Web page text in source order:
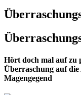
Hört doch mal auf zu
Überraschung auf
Magengegend